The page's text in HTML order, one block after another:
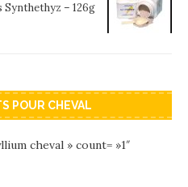
Synthethyz – 126g
POUR CHEVAL
cheval » count= »1″